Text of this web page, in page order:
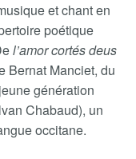
et chant en
poétique
l’amor cortés deus
Bernat Manciet, du
génération
Chabaud), un
occitane.